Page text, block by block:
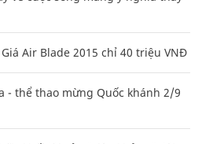
Air Blade 2015 chỉ 40 triệu VNĐ
- thể thao mừng Quốc khánh 2/9